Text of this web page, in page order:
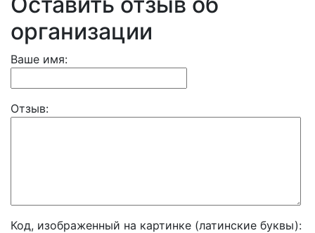
организации
Ваше имя:
Отзыв:
Код, изображенный на картинке (латинские буквы):